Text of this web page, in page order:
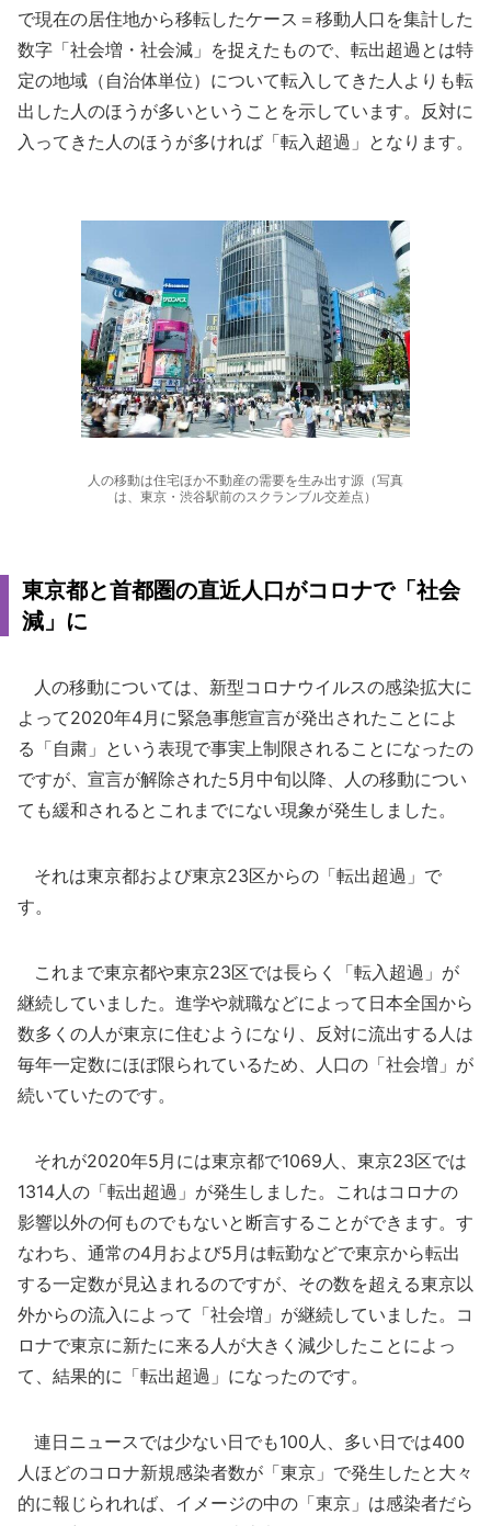
で現在の居住地から移転したケース＝移動人口を集計した
数字「社会増・社会減」を捉えたもので、転出超過とは特
定の地域（自治体単位）について転入してきた人よりも転
出した人のほうが多いということを示しています。反対に
入ってきた人のほうが多ければ「転入超過」となります。
人の移動は住宅ほか不動産の需要を生み出す源（写真
は、東京・渋谷駅前のスクランブル交差点）
東京都と首都圏の直近人口がコロナで「社会
減」に
人の移動については、新型コロナウイルスの感染拡大に
よって2020年4月に緊急事態宣言が発出されたことによ
る「自粛」という表現で事実上制限されることになったの
ですが、宣言が解除された5月中旬以降、人の移動につい
ても緩和されるとこれまでにない現象が発生しました。
それは東京都および東京23区からの「転出超過」で
す。
これまで東京都や東京23区では長らく「転入超過」が
継続していました。進学や就職などによって日本全国から
数多くの人が東京に住むようになり、反対に流出する人は
毎年一定数にほぼ限られているため、人口の「社会増」が
続いていたのです。
それが2020年5月には東京都で1069人、東京23区では
1314人の「転出超過」が発生しました。これはコロナの
影響以外の何ものでもないと断言することができます。す
なわち、通常の4月および5月は転勤などで東京から転出
する一定数が見込まれるのですが、その数を超える東京以
外からの流入によって「社会増」が継続していました。コ
ロナで東京に新たに来る人が大きく減少したことによっ
て、結果的に「転出超過」になったのです。
連日ニュースでは少ない日でも100人、多い日では400
人ほどのコロナ新規感染者数が「東京」で発生したと大々
的に報じられれば、イメージの中の「東京」は感染者だら